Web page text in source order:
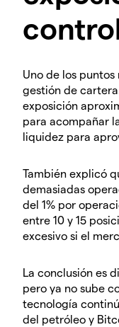
Uno de los
gestión de
exposición
para acompañar
liquidez para
También explicó
demasiadas
del 1% por
entre 10 y 15
excesivo si el
La conclusión es
pero ya no sube
tecnología
del petróleo y